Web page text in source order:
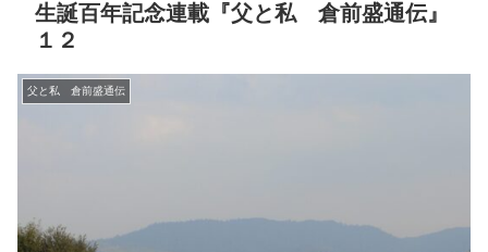
生誕百年記念連載『父と私 倉前盛通伝』
１２
父と私 倉前盛通伝